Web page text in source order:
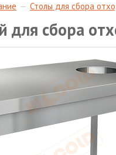
Столы для сбора
сбора